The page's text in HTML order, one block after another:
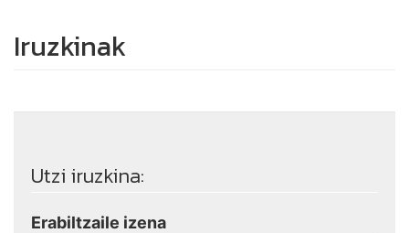
Iruzkinak
Utzi iruzkina:
Erabiltzaile izena